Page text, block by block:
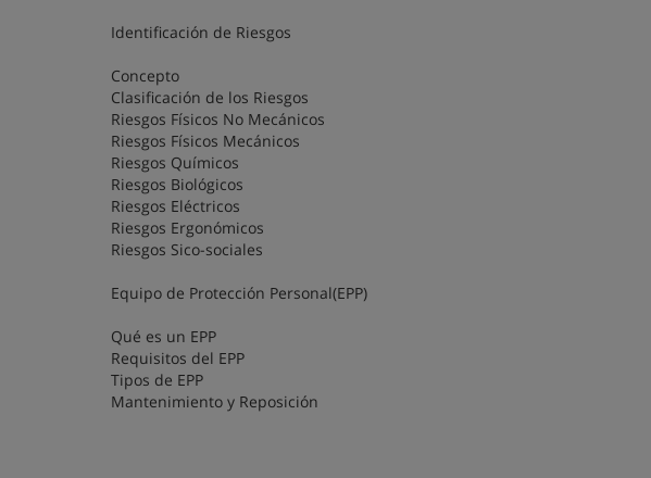
Identificación de Riesgos
Concepto
Clasificación de los Riesgos
Riesgos Físicos No Mecánicos
Riesgos Físicos Mecánicos
Riesgos Químicos
Riesgos Biológicos
Riesgos Eléctricos
Riesgos Ergonómicos
Riesgos Sico-sociales
Equipo de Protección Personal(EPP)
Qué es un EPP
Requisitos del EPP
Tipos de EPP
Mantenimiento y Reposición